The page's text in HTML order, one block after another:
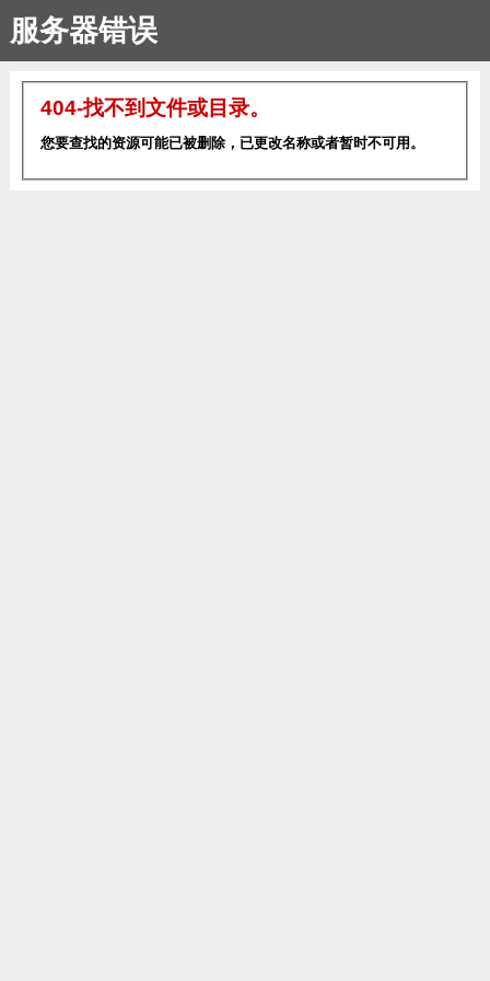
服务器错误
404-找不到文件或目录。
您要查找的资源可能已被删除，已更改名称或者暂时不可用。